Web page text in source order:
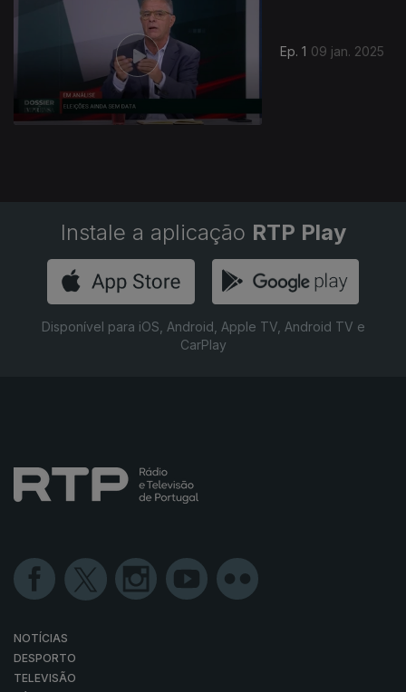
Ep. 1 09 jan. 2025
Instale a aplicação RTP Play
Disponível para iOS, Android, Apple TV, Android TV e
CarPlay
NOTÍCIAS
DESPORTO
TELEVISÃO